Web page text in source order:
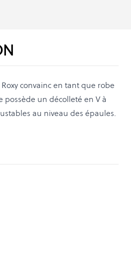
convainc en tant que robe
possède un décolleté en V à
au niveau des épaules.